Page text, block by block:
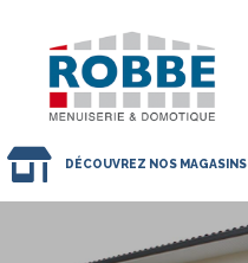
DÉCOUVREZ NOS MAGASINS